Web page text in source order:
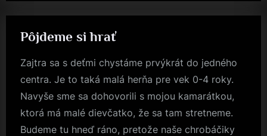
Pôjdeme si hrať
Zajtra sa s deťmi chystáme prvýkrát do jedného
centra. Je to taká malá herňa pre vek 0-4 roky.
Navyše sme sa dohovorili s mojou kamarátkou,
ktorá má malé dievčatko, že sa tam stretneme.
Budeme tu hneď ráno, pretože naše chrobáčiky